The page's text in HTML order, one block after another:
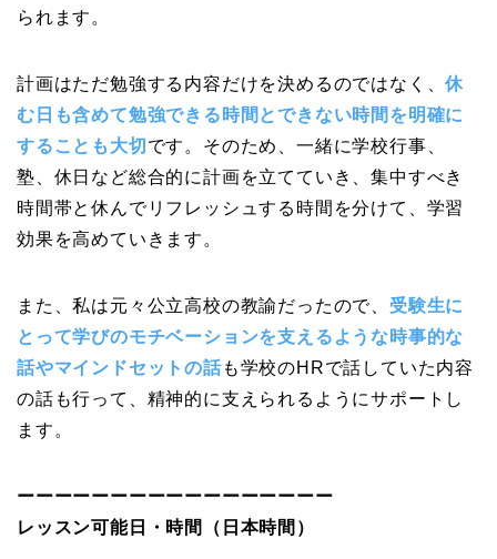
られます。
計画はただ勉強する内容だけを決めるのではなく、休
む日も含めて勉強できる時間とできない時間を明確に
することも大切 です。そのため、一緒に学校行事、
塾、休日など総合的に計画を立てていき、集中すべき
時間帯と休んでリフレッシュする時間を分けて、学習
効果を高めていきます。
また、私は元々公立高校の教諭だったので、 受験生に
とって学びのモチベーションを支えるような時事的な
話やマインドセットの話も学校のHRで話していた内容
の話も行って、精神的に支えられるようにサポートし
ます。
ーーーーーーーーーーーーーーーーー
レッスン可能日・時間（日本時間）